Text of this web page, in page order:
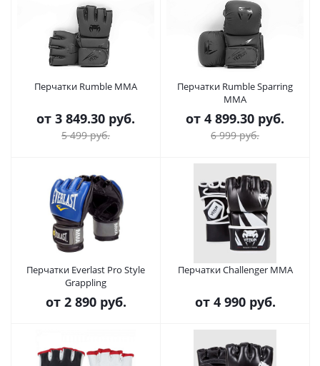
Перчатки Rumble MMA
от 3 849.30 руб.
5 499 руб.
Перчатки Rumble Sparring
MMA
от 4 899.30 руб.
6 999 руб.
Перчатки Everlast Pro Style
Grappling
от 2 890 руб.
Перчатки Challenger MMA
от 4 990 руб.